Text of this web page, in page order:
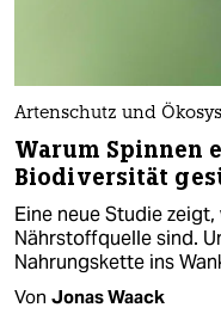
Artenschutz und
Warum Spinnen
Biodiversität
Eine neue Studie
Nährstoffquelle sind.
Nahrungskette ins
Von Jonas Waack